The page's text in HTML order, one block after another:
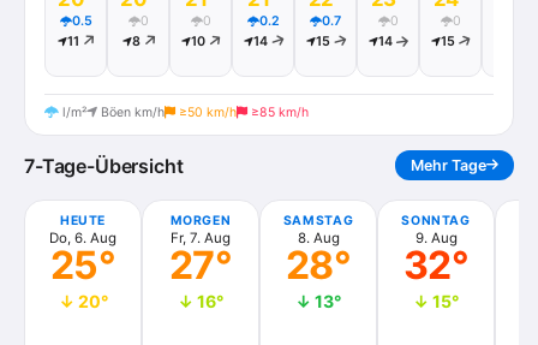
0.5
11
0
8
0
10
0.2
14
0.7
15
0
14
0
15
l/m² Böen km/h ≥50 km/h ≥85 km/h
7-Tage-Übersicht Mehr Tage
HEUTE
Do, 6. Aug
25°
↓ 20°
MORGEN
Fr, 7. Aug
27°
↓ 16°
SAMSTAG
8. Aug
28°
↓ 13°
SONNTAG
9. Aug
32°
↓ 15°